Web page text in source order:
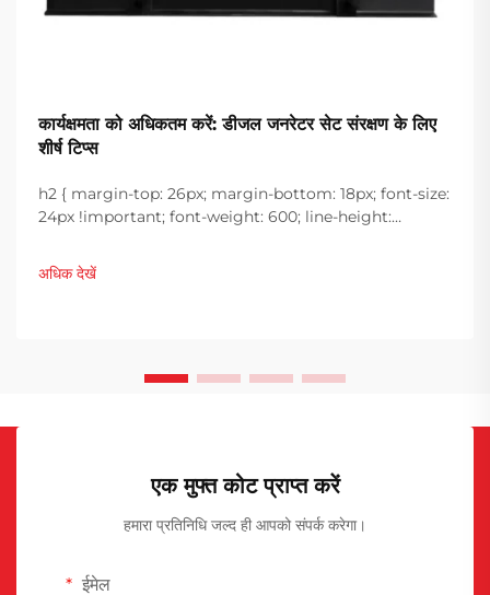
कार्यक्षमता को अधिकतम करें: डीजल जनरेटर सेट संरक्षण के लिए
शीर्ष टिप्स
h2 { margin-top: 26px; margin-bottom: 18px; font-size:
24px !important; font-weight: 600; line-height:
font-size: 20px !important; font-weight: 600; line-
height: ...}
अधिक देखें
एक मुफ्त कोट प्राप्त करें
हमारा प्रतिनिधि जल्द ही आपको संपर्क करेगा।
ईमेल